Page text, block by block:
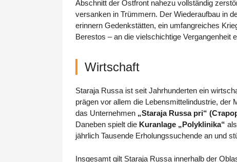
Abschnitt der Ostfront nahezu vollständig
versanken in Trümmern. Der Wiederaufbau in
erinnern Gedenkstätten, ein umfangreiches
Berestos – an die vielschichtige Vergangenheit
Wirtschaft
Staraja Russa ist seit Jahrhunderten ein
prägen vor allem die Lebensmittelindustrie, der
das Unternehmen „Staraja Russa pri“
Daneben spielt die Kuranlage „Polyklinika“
jährlich Tausende Erholungssuchende an und
Insgesamt gilt Staraja Russa innerhalb der